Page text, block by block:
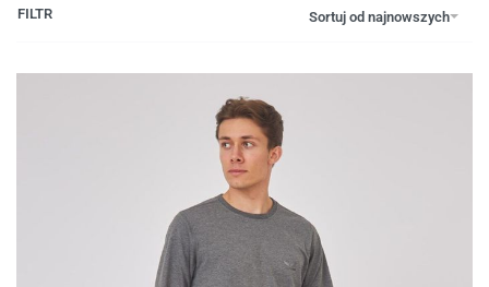
Sortuj od najnowszych
FILTR